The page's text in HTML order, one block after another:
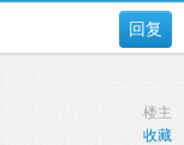
回复
楼主
收藏